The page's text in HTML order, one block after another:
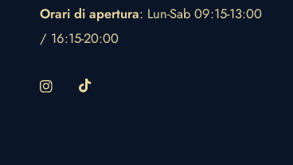
Orari di apertura: Lun-Sab 09:15-13:00
/ 16:15-20:00